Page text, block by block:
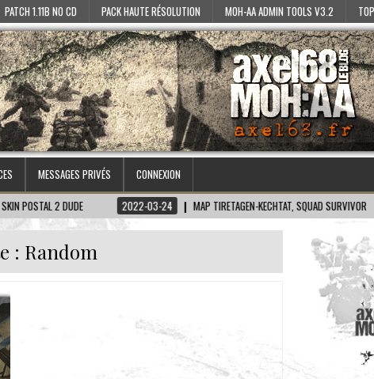
PATCH 1.11B NO CD PACK HAUTE RÉSOLUTION MOH-AA ADMIN TOOLS V3.2
MESSAGES PRIVÉS
CONNEXION
2 DUDE 2022-03-24 MAP TIRETAGEN-KECHTAT, SQUAD SURVIVOR
: Random